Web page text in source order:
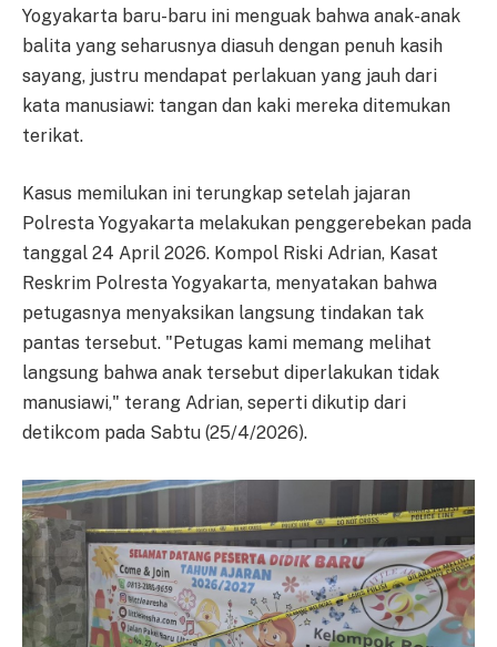
Yogyakarta baru-baru ini menguak bahwa anak-anak
balita yang seharusnya diasuh dengan penuh kasih
sayang, justru mendapat perlakuan yang jauh dari
kata manusiawi: tangan dan kaki mereka ditemukan
terikat.
Kasus memilukan ini terungkap setelah jajaran
Polresta Yogyakarta melakukan penggerebekan pada
tanggal 24 April 2026. Kompol Riski Adrian, Kasat
Reskrim Polresta Yogyakarta, menyatakan bahwa
petugasnya menyaksikan langsung tindakan tak
pantas tersebut. "Petugas kami memang melihat
langsung bahwa anak tersebut diperlakukan tidak
manusiawi," terang Adrian, seperti dikutip dari
detikcom pada Sabtu (25/4/2026).